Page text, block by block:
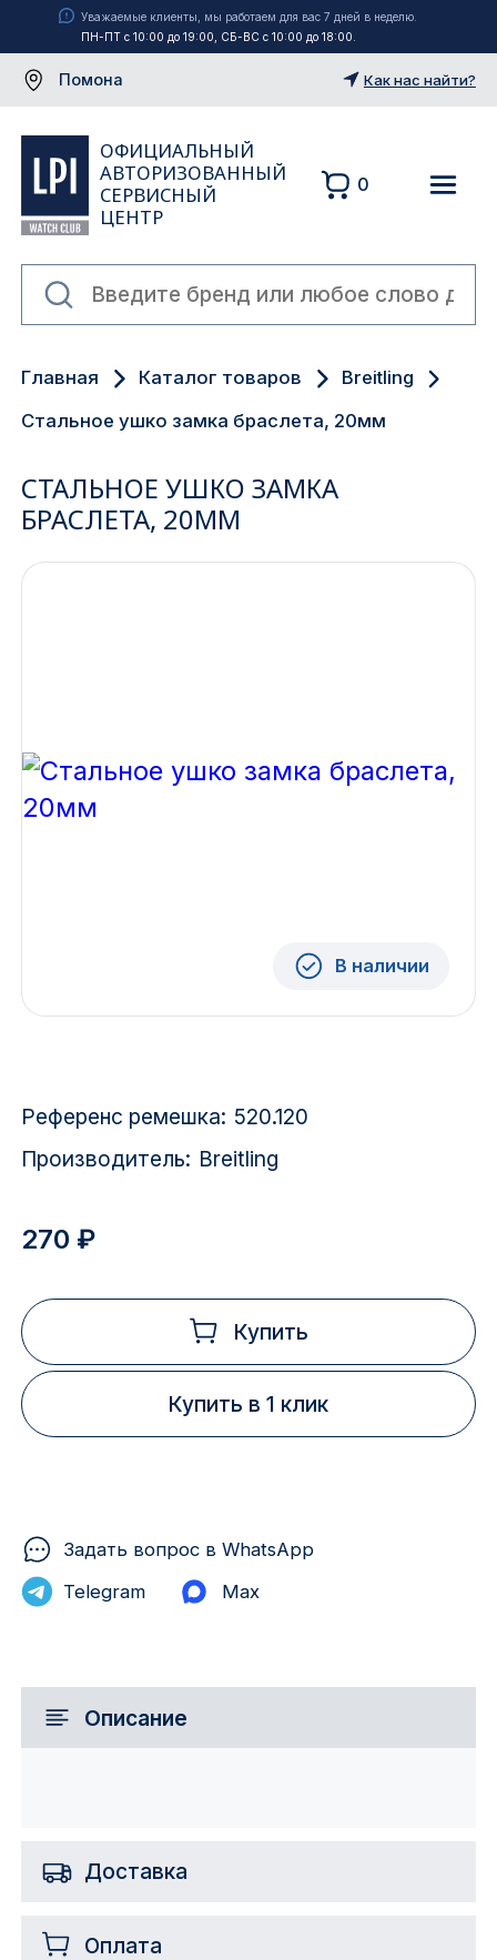
Уважаемые клиенты, мы работаем для вас 7 дней в неделю.
ПН-ПТ с 10:00 до 19:00, СБ-ВС с 10:00 до 18:00.
Помона
Екатеринбург
Новосибирск
Казань
Волгоград
Красноярск
1 Поселок
2717 км
2-я Смирновка
Как нас найти?
ОФИЦИАЛЬНЫЙ
АВТОРИЗОВАННЫЙ
СЕРВИСНЫЙ
ЦЕНТР
0
Главная Каталог товаров
Breitling
Стальное ушко замка браслета, 20мм
СТАЛЬНОЕ УШКО ЗАМКА
БРАСЛЕТА, 20ММ
В наличии
Референс ремешка: 520.120
Производитель: Breitling
270 ₽
Купить
Купить в 1 клик
Задать вопрос в WhatsApp
Telegram
Max
Описание
Доставка
Оплата